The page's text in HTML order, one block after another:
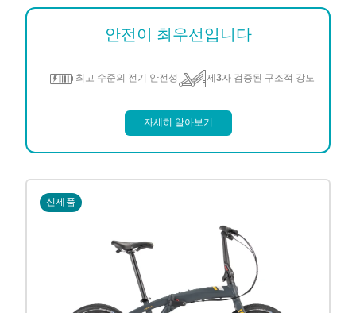
안전이 최우선입니다
최고 수준의 전기 안전성 제3자 검증된 구조적 강도
자세히 알아보기
신제품